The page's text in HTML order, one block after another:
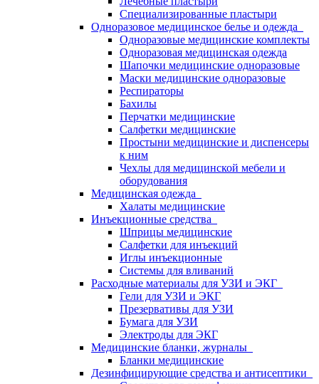
Специализированные пластыри
Одноразовое медицинское белье и одежда
Одноразовые медицинские комплекты
Одноразовая медицинская одежда
Шапочки медицинские одноразовые
Маски медицинские одноразовые
Респираторы
Бахилы
Перчатки медицинские
Салфетки медицинские
Простыни медицинские и диспенсеры
к ним
Чехлы для медицинской мебели и
оборудования
Медицинская одежда
Халаты медицинские
Инъекционные средства
Шприцы медицинские
Салфетки для инъекций
Иглы инъекционные
Системы для вливаний
Расходные материалы для УЗИ и ЭКГ
Гели для УЗИ и ЭКГ
Презервативы для УЗИ
Бумага для УЗИ
Электроды для ЭКГ
Медицинские бланки, журналы
Бланки медицинские
Дезинфицирующие средства и антисептики